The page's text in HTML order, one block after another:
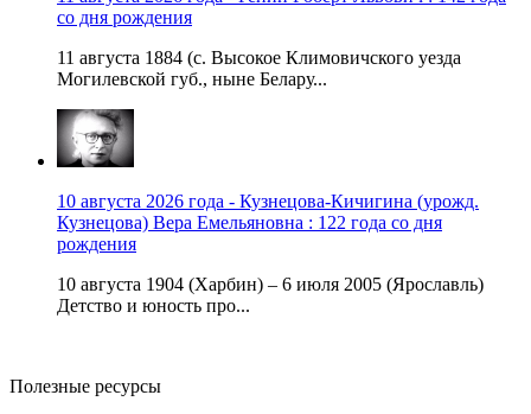
со дня рождения
11 августа 1884 (с. Высокое Климовичского уезда
Могилевской губ., ныне Белару...
10 августа 2026 года - Кузнецова-Кичигина (урожд.
Кузнецова) Вера Емельяновна : 122 года со дня
рождения
10 августа 1904 (Харбин) – 6 июля 2005 (Ярославль)
Детство и юность про...
Полезные ресурсы